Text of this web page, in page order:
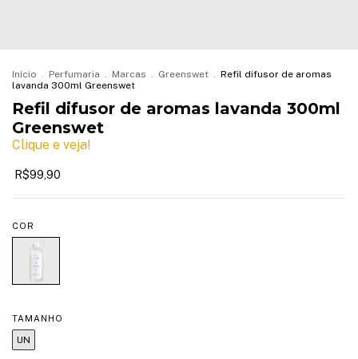
Início . Perfumaria . Marcas . Greenswet . Refil difusor de aromas
lavanda 300ml Greenswet
Refil difusor de aromas lavanda 300ml
Greenswet
Clique e veja!
R$99,90
COR
TAMANHO
UN